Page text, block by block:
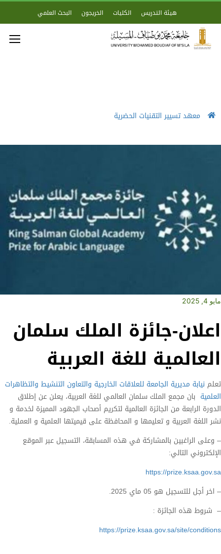
هيئة التدريس الكليات الخريجون البحث العلمي
معهد تسيير التقنيات الحضرية
مايو 4, 2025
اعلان-جائزة الملك سلمان
العالمية للغة العربية
تعلم نيابة مديرية الجامعة للعلاقات الخارجية والتعاون التنشيط والتظاهرات
العلمية بان مجمع الملك سلمان العالمي للغة العربية، يعلن عن إطلاق
الدورة الرابعة من الجائزة العالمية لتكريم أصحاب الجهود المميزة لخدمة و
نشر اللغة العربية و تعليمها و المحافظة على قيميتها العلمية و العملية.
– وعلى الراغبين بالمشاركة في هذه المسابقة، التسجيل عبر الموقع
الإلكتروني التالي:
https://prize.ksaa.gov.sa
– اخر أجل للتسجيل هو 05 ماي 2025.
– شروط هذه الجائزة :
https://prize.ksaa.gov.sa/site/conditions